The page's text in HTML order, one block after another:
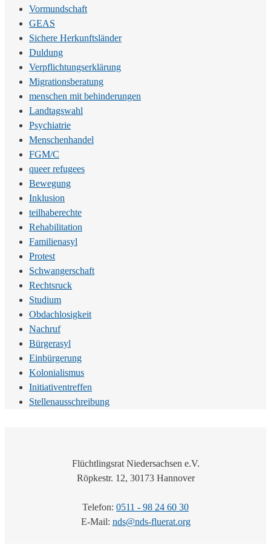
Vormundschaft
GEAS
Sichere Herkunftsländer
Duldung
Verpflichtungserklärung
Migrationsberatung
menschen mit behinderungen
Landtagswahl
Psychiatrie
Menschenhandel
FGM/C
queer refugees
Bewegung
Inklusion
teilhaberechte
Rehabilitation
Familienasyl
Protest
Schwangerschaft
Rechtsruck
Studium
Obdachlosigkeit
Nachruf
Bürgerasyl
Einbürgerung
Kolonialismus
Initiativentreffen
Stellenausschreibung
Flüchtlingsrat Niedersachsen e.V.
Röpkestr. 12, 30173 Hannover
Telefon: 0511 - 98 24 60 30
E-Mail: nds@nds-fluerat.org